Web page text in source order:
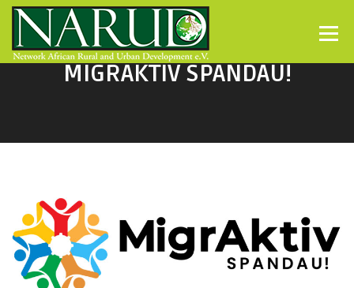
Direkt zum Inhalt
Menü
MIGRAKTIV SPANDAU!